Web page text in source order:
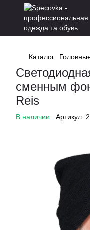
Каталог
сменным
Reis
В наличии Артикул: